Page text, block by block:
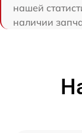
нашей
наличии